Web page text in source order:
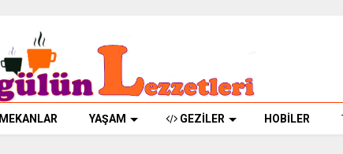
MEKANLAR YAŞAM GEZİLER HOBİLER